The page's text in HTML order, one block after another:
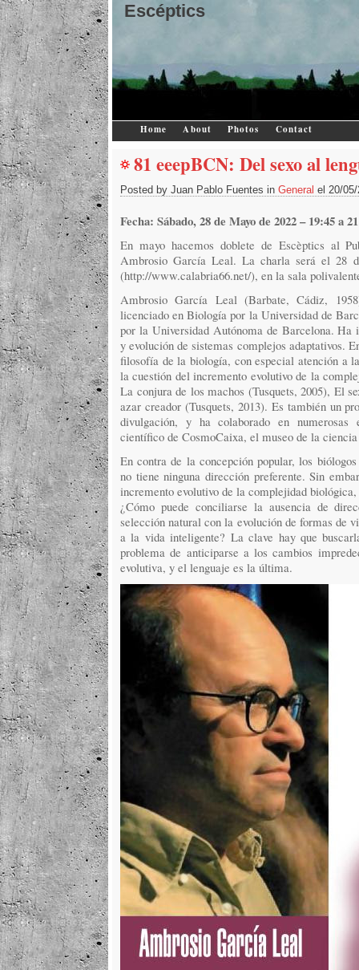
Escéptics
Home About Photos Contact
81 eeepBCN: Del sexo al
Posted by Juan Pablo Fuentes in General el 20/
Fecha: Sábado, 28 de Mayo de 2022 – 19:45 a
En mayo hacemos doblete de Escèptics al
Ambrosio García Leal. La charla será el 28
(http://www.calabria66.net/), en la sala
Ambrosio García Leal (Barbate, Cádiz,
licenciado en Biología por la Universidad de
por la Universidad Autónoma de Barcelona.
y evolución de sistemas complejos adaptativos.
filosofía de la biología, con especial atención a
la cuestión del incremento evolutivo de la
La conjura de los machos (Tusquets, 2005), El
azar creador (Tusquets, 2013). Es también un
divulgación, y ha colaborado en numerosas
científico de CosmoCaixa, el museo de la
En contra de la concepción popular, los
no tiene ninguna dirección preferente. Sin
incremento evolutivo de la complejidad
¿Cómo puede conciliarse la ausencia de
selección natural con la evolución de formas de
a la vida inteligente? La clave hay que
problema de anticiparse a los cambios
evolutiva, y el lenguaje es la última.